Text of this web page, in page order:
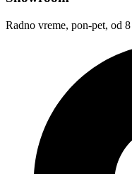
Radno vreme, pon-pet, od